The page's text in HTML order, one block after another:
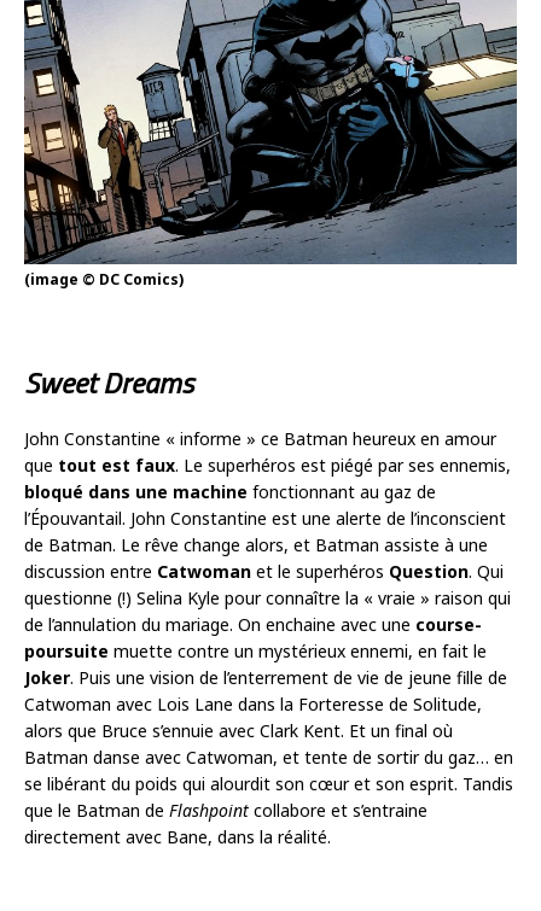
(image © DC Comics)
Sweet Dreams
John Constantine « informe » ce Batman heureux en amour
que tout est faux. Le superhéros est piégé par ses ennemis,
bloqué dans une machine fonctionnant au gaz de
l’Épouvantail. John Constantine est une alerte de l’inconscient
de Batman. Le rêve change alors, et Batman assiste à une
discussion entre Catwoman et le superhéros Question. Qui
questionne (!) Selina Kyle pour connaître la « vraie » raison qui
de l’annulation du mariage. On enchaine avec une course-
poursuite muette contre un mystérieux ennemi, en fait le
Joker. Puis une vision de l’enterrement de vie de jeune fille de
Catwoman avec Lois Lane dans la Forteresse de Solitude,
alors que Bruce s’ennuie avec Clark Kent. Et un final où
Batman danse avec Catwoman, et tente de sortir du gaz… en
se libérant du poids qui alourdit son cœur et son esprit. Tandis
que le Batman de Flashpoint collabore et s’entraine
directement avec Bane, dans la réalité.